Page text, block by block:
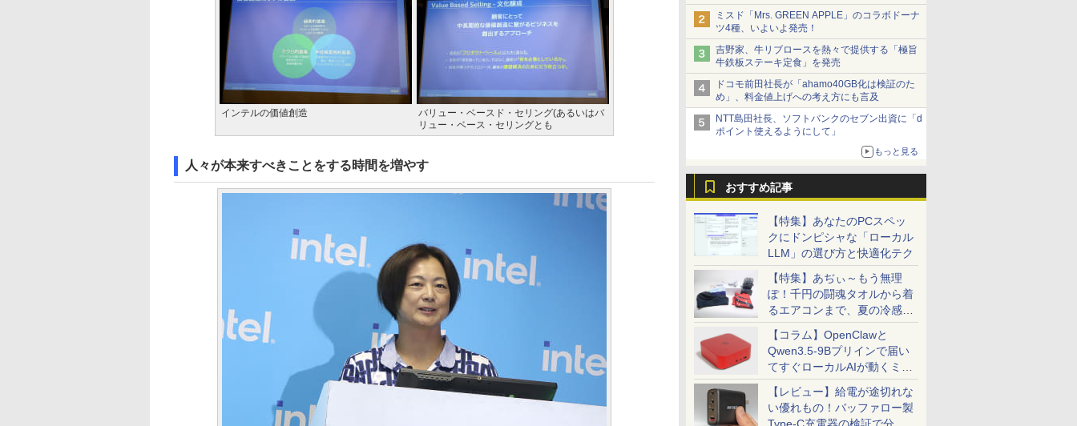
ミスド「Mrs. GREEN APPLE」のコラボドーナ
ツ4種、いよいよ発売！
吉野家、牛リブロースを熱々で提供する「極旨
牛鉄板ステーキ定食」を発売
ドコモ前田社長が「ahamo40GB化は検証のた
め」、料金値上げへの考え方にも言及
NTT島田社長、ソフトバンクのセブン出資に「d
ポイント使えるようにして」
もっと見る
おすすめ記事
【特集】あなたのPCスペッ
クにドンピシャな「ローカル
LLM」の選び方と快適化テク
【特集】あぢぃ～もう無理
ぽ！千円の闘魂タオルから着
るエアコンまで、夏の冷感グ
ッズ一挙紹介
【コラム】OpenClawと
Qwen3.5-9Bプリインで届い
てすぐローカルAIが動くミニ
PC「SER9 Pro」
【レビュー】給電が途切れな
い優れもの！バッファロー製
インテルの価値創造
バリュー・ベースド・セリング(あるいはバ
リュー・ベース・セリングとも
人々が本来すべきことをする時間を増やす